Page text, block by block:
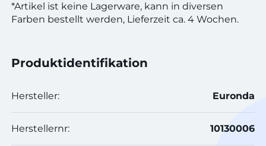
*Artikel ist keine Lagerware, kann in diversen
Farben bestellt werden, Lieferzeit ca. 4 Wochen.
Produktidentifikation
Hersteller: Euronda
Herstellernr: 10130006